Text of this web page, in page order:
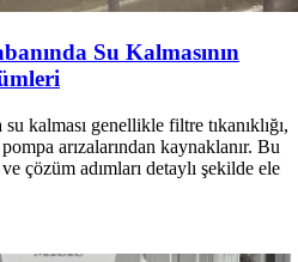
Su Kalmasının
kalması genellikle filtre tıkanıklığı,
arızalarından kaynaklanır. Bu
çözüm adımları detaylı şekilde ele